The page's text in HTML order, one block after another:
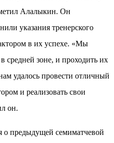
Алалыкин. Он
указания тренерского
в их успехе. «Мы
средней зоне, и проходить их
удалось провести отличный
и реализовать свои
он.
о предыдущей семиматчевой